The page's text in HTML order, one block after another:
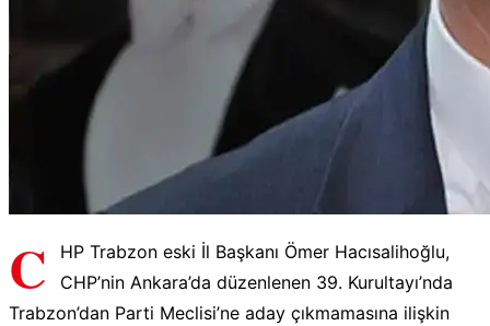
C
HP Trabzon eski İl Başkanı Ömer Hacısalihoğlu,
CHP’nin Ankara’da düzenlenen 39. Kurultayı’nda
Trabzon’dan Parti Meclisi’ne aday çıkmamasına ilişkin